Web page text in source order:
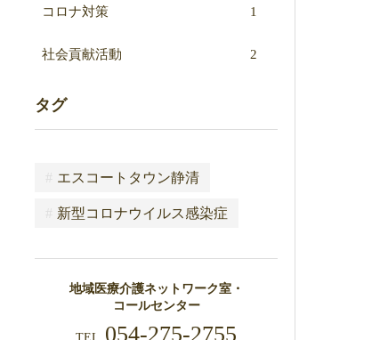
コロナ対策 1
社会貢献活動 2
タグ
エスコートタウン静清
新型コロナウイルス感染症
地域医療介護ネットワーク室・
コールセンター
054-275-2755